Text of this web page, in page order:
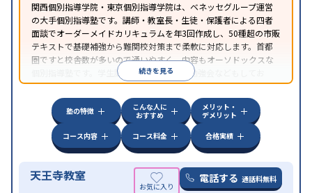
関西個別指導学院・東京個別指導学院は、ベネッセグループ運営
の大手個別指導塾です。講師・教室長・生徒・保護者による四者
面談でオーダーメイドカリキュラムを年3回作成し、50種超の市販
テキストで基礎補強から難関校対策まで柔軟に対応します。首都
圏ですと校舎数が多いので通いやすく、内容もオーソドックスな
個別指導塾です。学生講師たちが自主的に勉強会などもしてお
り、学生講師の頑張りが目立ちます。
続きを見る
塾の特徴
こんな人に
おすすめ
メリット・
デメリット
コース内容
コース料金 合格実績
天王寺教室 電話する 通話料無料